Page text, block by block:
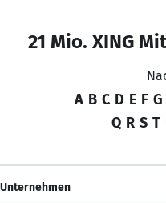
21 Mio. XING
A B C D E F G
Q R S T
Unternehmen